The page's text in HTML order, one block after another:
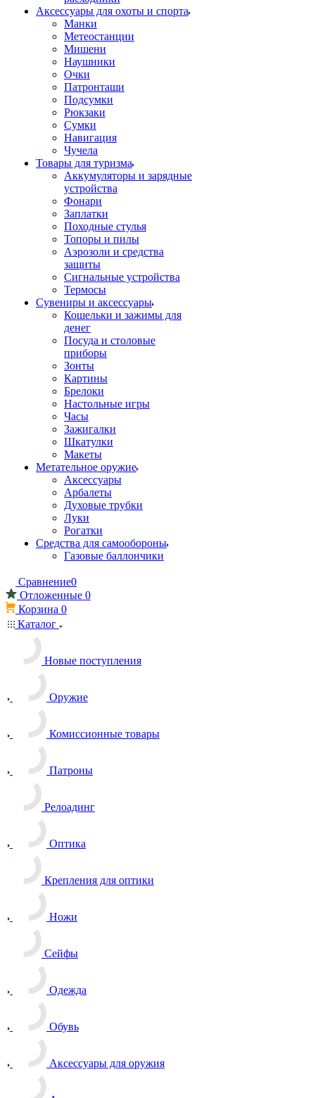
Аксессуары для охоты и спорта
Манки
Метеостанции
Мишени
Наушники
Очки
Патронташи
Подсумки
Рюкзаки
Сумки
Навигация
Чучела
Товары для туризма
Аккумуляторы и зарядные
устройства
Фонари
Заплатки
Походные стулья
Топоры и пилы
Аэрозоли и средства
защиты
Сигнальные устройства
Термосы
Сувениры и аксессуары
Кошельки и зажимы для
денег
Посуда и столовые
приборы
Зонты
Картины
Брелоки
Настольные игры
Часы
Зажигалки
Шкатулки
Макеты
Метательное оружие
Аксессуары
Арбалеты
Духовые трубки
Луки
Рогатки
Средства для самообороны
Газовые баллончики
Сравнение0
Отложенные 0
Корзина 0
Каталог
Новые поступления
Оружие
Комиссионные товары
Патроны
Релоадинг
Оптика
Крепления для оптики
Ножи
Сейфы
Одежда
Обувь
Аксессуары для оружия